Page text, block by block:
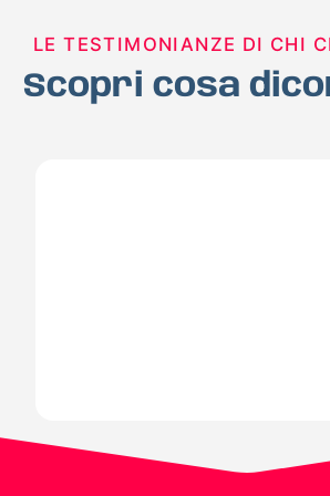
LE TESTIMONIANZE DI CHI
Scopri cosa